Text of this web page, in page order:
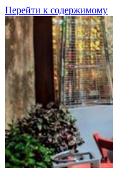
Перейти к содержимому